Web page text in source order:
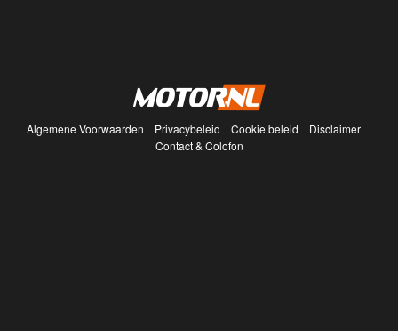
Algemene Voorwaarden Privacybeleid Cookie beleid
Disclaimer
Contact & Colofon